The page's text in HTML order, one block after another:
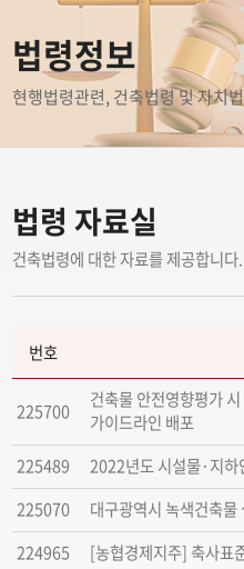
법령정보
현행법령관련, 건축법령 및 자치
법령 자료실
건축법령에 대한 자료를 제공합니다.
번호
225700
건축물 안전영향평가
가이드라인 배포
225489
2022년도 시설물·지하
225070
대구광역시 녹색건축물
224965
[농협경제지주] 축사표